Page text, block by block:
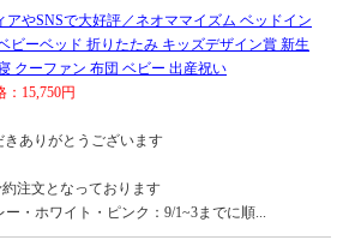
アやSNSで大好評／ネオママイズム ベッドイン
ビーベッド 折りたたみ キッズデザイン賞 新生
クーファン 布団 ベビー 出産祝い
：15,750円
きありがとうございます
注文となっております
・ホワイト・ピンク：9/1~3までに順...